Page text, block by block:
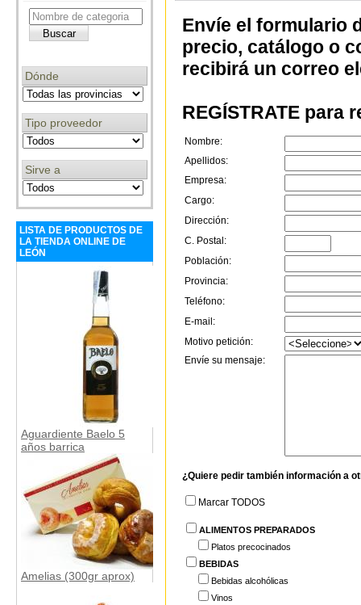
Dónde
Tipo proveedor
Sirve a
LISTA DE PRODUCTOS DE
LA TIENDA ONLINE DE
LEÓN
Aguardiente Baelo 5
años barrica
Amelias (300gr aprox)
Envíe el formulario
precio, catálogo o
recibirá un correo
REGÍSTRATE para
Nombre:
Apellidos:
Empresa:
Cargo:
Dirección:
C. Postal:
Población:
Provincia:
Teléfono:
E-mail:
Motivo petición:
Envíe su mensaje:
¿Quiere pedir también información a
Marcar TODOS
ALIMENTOS PREPARADOS
Platos precocinados
BEBIDAS
Bebidas alcohólicas
Vinos